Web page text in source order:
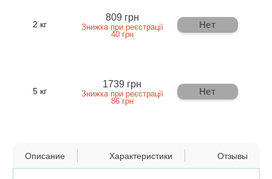
2 кг
809 грн
Знижка при реєстрації
40 грн
Нет
5 кг
1739 грн
Знижка при реєстрації
86 грн
Нет
Описание Характеристики Отзывы